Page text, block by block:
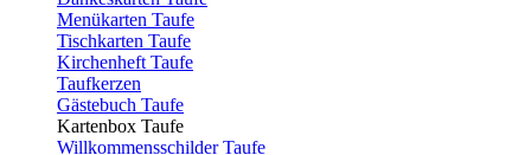
Menükarten Taufe
Tischkarten Taufe
Kirchenheft Taufe
Taufkerzen
Gästebuch Taufe
Kartenbox Taufe
Willkommensschilder Taufe